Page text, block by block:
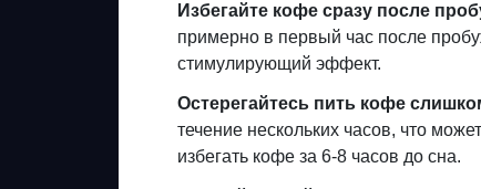
Избегайте кофе сразу после
примерно в первый час после
стимулирующий эффект.
Остерегайтесь пить кофе
течение нескольких часов, что
избегать кофе за 6-8 часов до сна.